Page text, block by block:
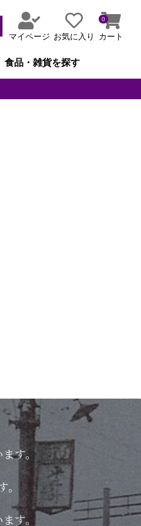
マイページ お気に入り
0
カート
食品・雑貨を探す
す。
す。